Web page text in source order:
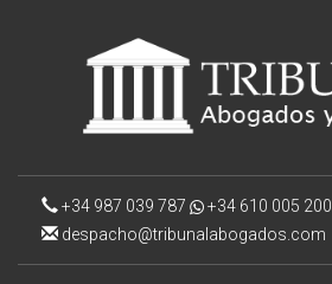
+34 987 039 787
+34 610 005 200
despacho@tribunalabogados.com